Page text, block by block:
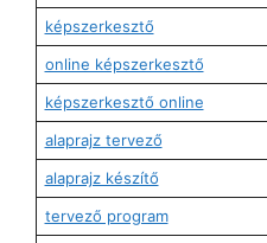
képszerkesztő
online képszerkesztő
képszerkesztő online
alaprajz tervező
alaprajz készítő
tervező program